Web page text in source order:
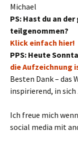
Michael
PS: Hast du an
teilgenommen?
Klick einfach hier!
PPS: Heute
die Aufzeichnung
Besten Dank – das
inspirierend, in
Ich freue mich
social media mit